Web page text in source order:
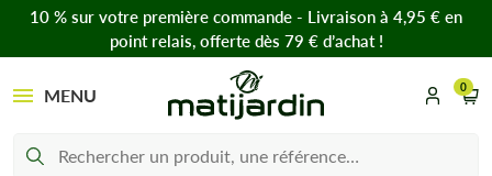
10 % sur votre première commande - Livraison à 4,95 € en
point relais, offerte dès 79 € d’achat !
MENU 0